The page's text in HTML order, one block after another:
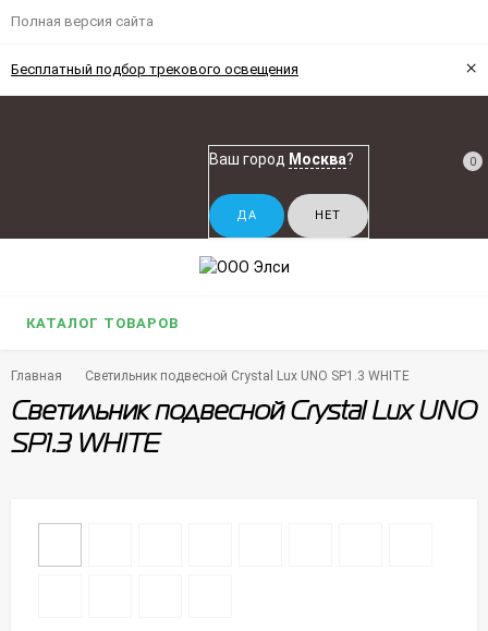
Полная версия сайта
Бесплатный подбор трекового освещения ×
Ваш город Москва? 0
КАТАЛОГ ТОВАРОВ
Главная Светильник подвесной Crystal Lux UNO SP1.3 WHITE
Светильник подвесной Crystal Lux UNO
SP1.3 WHITE